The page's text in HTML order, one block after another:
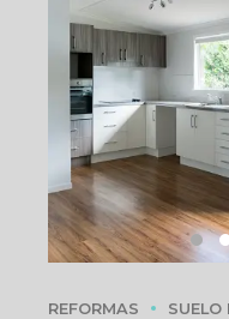
REFORMAS
SUELO